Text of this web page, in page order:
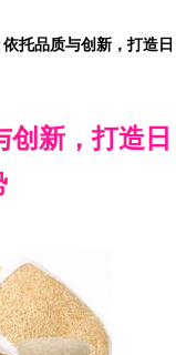
托品质与创新，打造日
新，打造日